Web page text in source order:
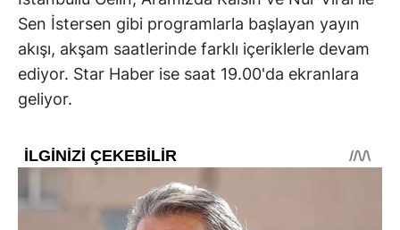
Sen İstersen gibi programlarla başlayan yayın
akışı, akşam saatlerinde farklı içeriklerle devam
ediyor. Star Haber ise saat 19.00'da ekranlara
geliyor.